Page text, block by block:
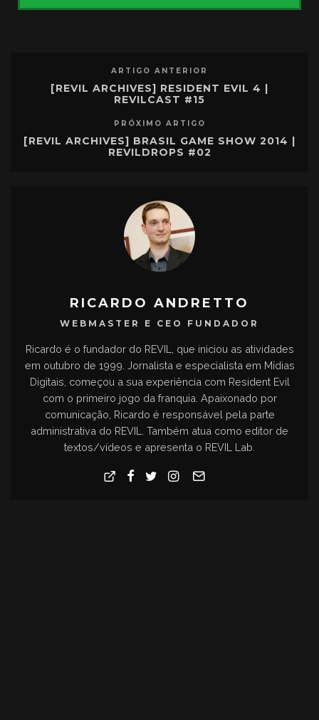
ARTIGO ANTERIOR
[REVIL ARCHIVES] RESIDENT EVIL 4 |
REVILCAST #15
PRÓXIMO ARTIGO
[REVIL ARCHIVES] BRASIL GAME SHOW 2014 |
REVILDROPS #02
RICARDO ANDRETTO
WEBMASTER E CEO FUNDADOR
Ricardo é o fundador do REVIL, que iniciou as atividades
em outubro de 1999. Jornalista e especialista em Mídias
Digitais, começou a sua experiência com Resident Evil
com o primeiro jogo da franquia. Apaixonado por
comunicação, Ricardo é responsável pela parte
administrativa do REVIL. Também atua como editor de
textos/vídeos e apresenta o REVIL Lab.